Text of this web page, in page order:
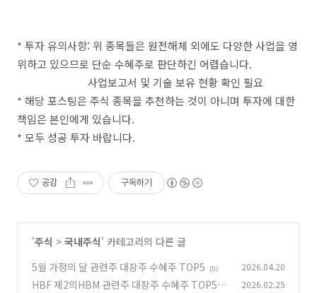
* 투자 유의사항: 위 종목들은 원전해체 외에도 다양한 사업을 영
위하고 있으므로 단순 수혜주로 판단하긴 어렵습니다.
사업보고서 및 기술 보유 현황 확인 필요
* 해당 포스팅은 주식 종목을 추천하는 것이 아니며 투자에 대한
책임은 본인에게 있습니다.
* 모두 성공 투자 바랍니다.
공감 구독하기
'주식 > 국내주식' 카테고리의 다른 글
5월 가정의 달 관련주 대장주 수혜주 TOP5
(0) 2026.04.20
HBF 제2의HBM 관련주 대장주 수혜주 TOP5 2026.02.25